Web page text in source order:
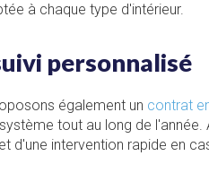
à chaque type d'intérieur.
personnalisé
également un contrat
tout au long de l'année.
d'une intervention rapide en